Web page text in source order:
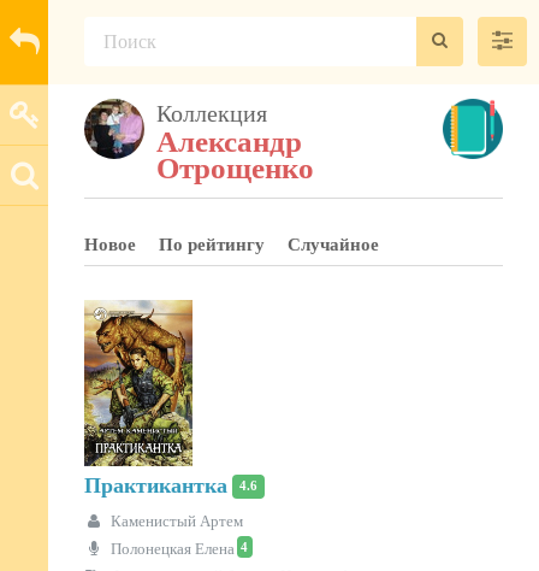
Коллекция
Александр
Отрощенко
Новое По рейтингу Случайное
Практикантка 4.6
Каменистый Артем
Полонецкая Елена 4